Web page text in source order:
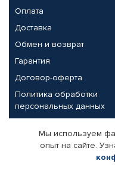
Оплата
Доставка
Обмен и возврат
Гарантия
Договор-оферта
Политика обработки
персональных данных
Партнерам
Корпоративным
Мы используем
опыт на сайте.